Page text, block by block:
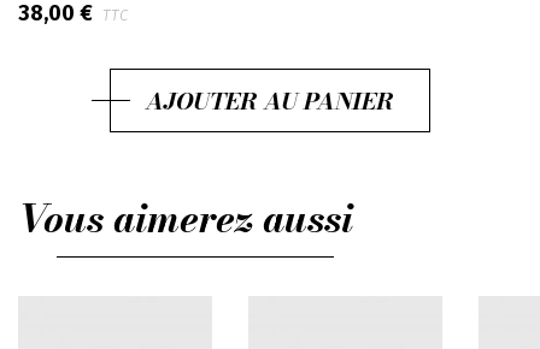
38,00 € TTC
AJOUTER AU PANIER
Vous aimerez aussi